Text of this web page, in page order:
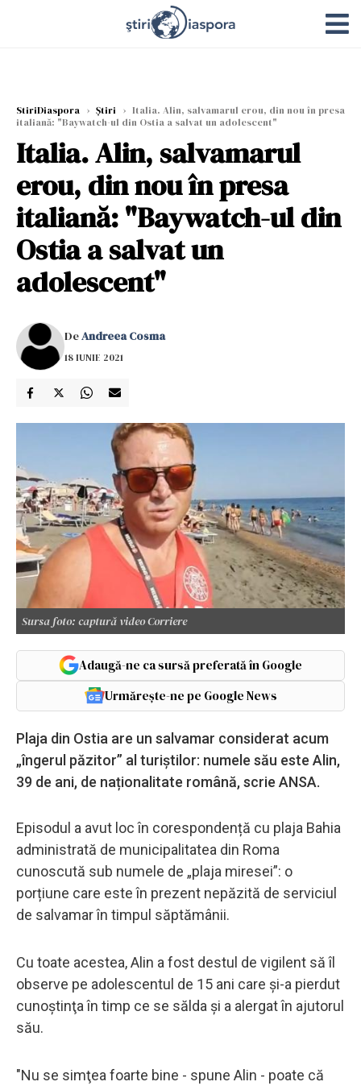
StiriDiaspora › Știri › Italia. Alin, salvamarul erou, din nou în presa
italiană: "Baywatch-ul din Ostia a salvat un adolescent"
Italia. Alin, salvamarul
erou, din nou în presa
italiană: "Baywatch-ul din
Ostia a salvat un
adolescent"
DeAndreea Cosma
18 IUNIE 2021
Sursa foto: captură video Corriere
Adaugă-ne ca sursă preferată în Google
Urmărește-ne pe Google News
Plaja din Ostia are un salvamar considerat acum
„îngerul păzitor” al turiștilor: numele său este Alin,
39 de ani, de naționalitate română, scrie ANSA.
Episodul a avut loc în corespondență cu plaja Bahia
administrată de municipalitatea din Roma
cunoscută sub numele de „plaja miresei”: o
porțiune care este în prezent nepăzită de serviciul
de salvamar în timpul săptămânii.
Cu toate acestea, Alin a fost destul de vigilent să îl
observe pe adolescentul de 15 ani care şi-a pierdut
cunoştinţa în timp ce se sălda şi a alergat în ajutorul
său.
"Nu se simţea foarte bine - spune Alin - poate că